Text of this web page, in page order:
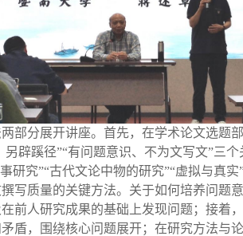
部分展开讲座。首先，在学术论文选题
辟蹊径”“有问题意识、不为文写文”三
研究”“古代文论中物的研究”“虚拟与真
写质量的关键方法。关于如何培养问题
前人研究成果的基础上发现问题；接着
盾，围绕核心问题展开；在研究方法与